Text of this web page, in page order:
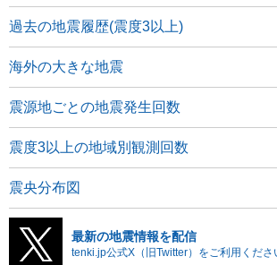
過去の地震履歴(震度3以上)
海外の大きな地震
震源地ごとの地震発生回数
震度3以上の地域別観測回数
震央分布図
最新の地震情報を配信
tenki.jp公式X（旧Twitter）をご利用くださ